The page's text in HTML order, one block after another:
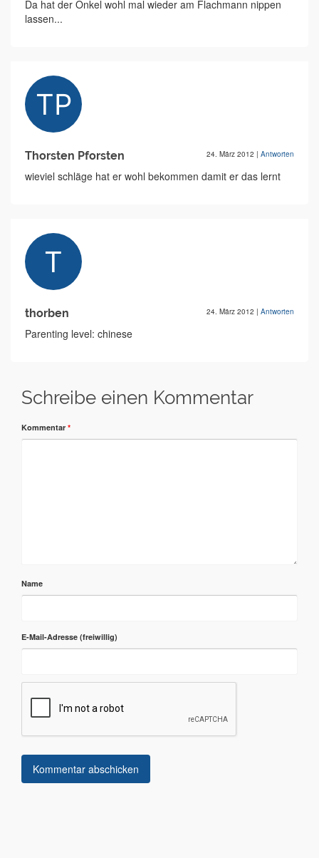
Da hat der Onkel wohl mal wieder am Flachmann nippen
lassen...
Thorsten Pforsten 24. März 2012 | Antworten
wieviel schläge hat er wohl bekommen damit er das lernt
thorben 24. März 2012 | Antworten
Parenting level: chinese
Schreibe einen Kommentar
Kommentar *
Name
E-Mail-Adresse